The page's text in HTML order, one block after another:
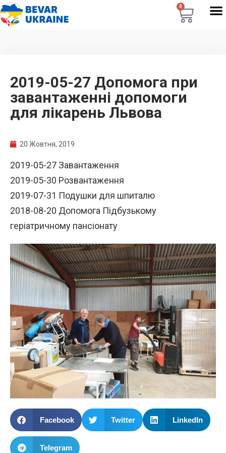
0
2019-05-27 Допомога при
завантаженні допомоги
для лікарень Львова
20 Жовтня, 2019
2019-05-27 Завантаження
2019-05-30 Розвантаження
2019-07-31 Подушки для шпиталю
2018-08-20 Допомога Підбузькому
геріатричному пансіонату
Facebook Twitter LinkedIn
Telegram